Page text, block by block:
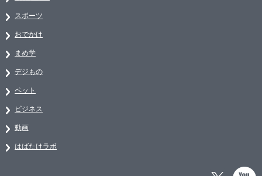
スポーツ
おでかけ
まめ学
デジもの
ペット
ビジネス
動画
はばたけラボ